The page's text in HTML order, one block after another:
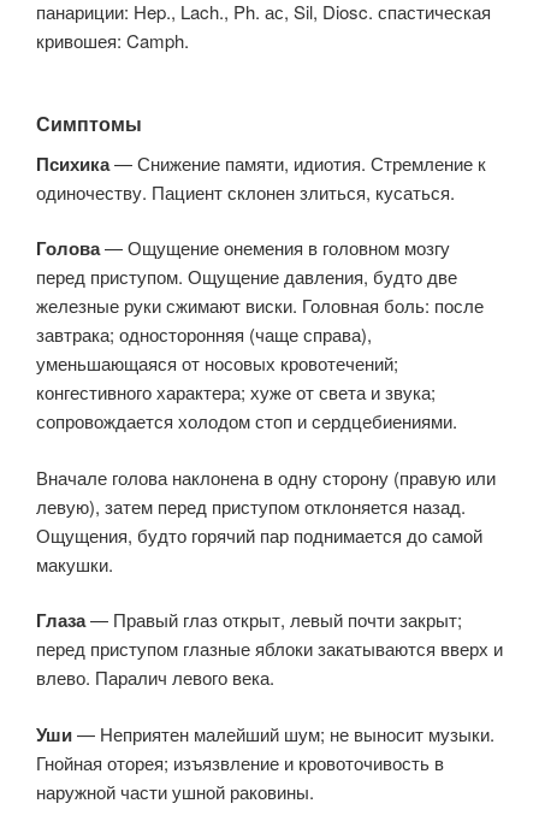
панариции: Hep., Lach., Ph. ас, Sil, Diosc. спастическая
кривошея: Camph.
Симптомы
Психика— Снижение памяти, идиотия. Стремление к
одиночеству. Пациент склонен злиться, кусаться.
Голова— Ощущение онемения в головном мозгу
перед приступом. Ощущение давления, будто две
железные руки сжимают виски. Головная боль: после
завтрака; односторонняя (чаще справа),
уменьшающаяся от носовых кровотечений;
конгестивного характера; хуже от света и звука;
сопровождается холодом стоп и сердцебиениями.
Вначале голова наклонена в одну сторону (правую или
левую), затем перед приступом отклоняется назад.
Ощущения, будто горячий пар поднимается до самой
макушки.
Глаза— Правый глаз открыт, левый почти закрыт;
перед приступом глазные яблоки закатываются вверх и
влево. Паралич левого века.
Уши— Неприятен малейший шум; не выносит музыки.
Гнойная оторея; изъязвление и кровоточивость в
наружной части ушной раковины.